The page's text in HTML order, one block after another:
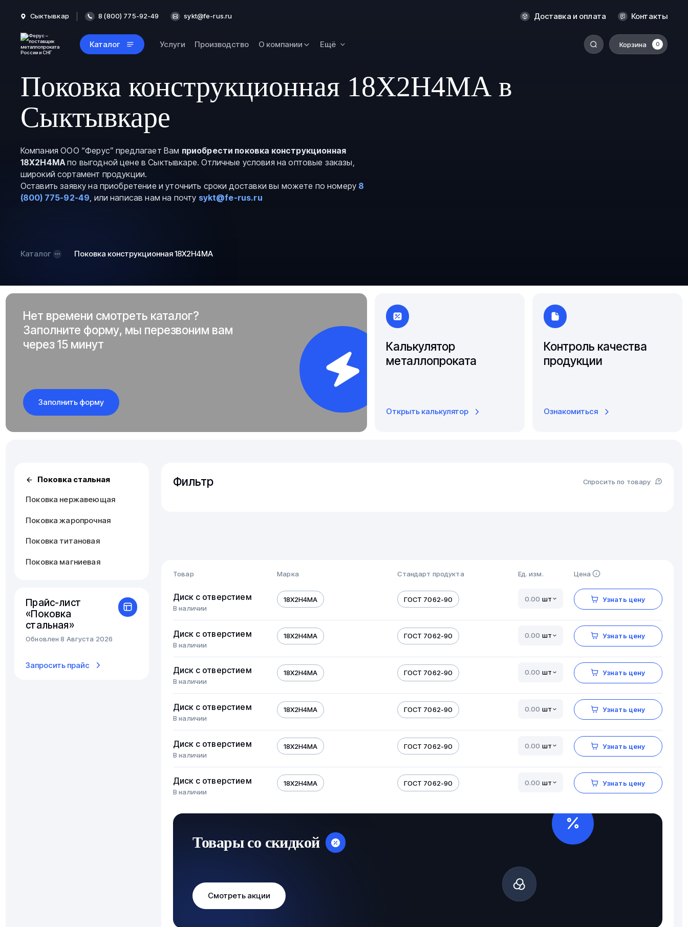
Сыктывкар 8 (800) 775-92-49 sykt@fe-rus.ru Доставка и оплата Контакты
Каталог Услуги Производство О компании Ещё Корзина 0
Оренбург
Пермь
Ростов-на-Дону
Рязань
Самара
Поковка конструкционная 18Х2Н4МА в
Сыктывкаре
Компания ООО “Ферус” предлагает Вам приобрести поковка конструкционная
18Х2Н4МАпо выгодной цене в Сыктывкаре. Отличные условия на оптовые заказы,
широкий сортамент продукции.
Оставить заявку на приобретение и уточнить сроки доставки вы можете по номеру 8
(800) 775-92-49, или написав нам на почту sykt@fe-rus.ru
Каталог Поковка конструкционная 18Х2Н4МА
Нет времени смотреть каталог?
Заполните форму, мы перезвоним вам
через 15 минут
Заполнить форму
Калькулятор
металлопроката
Открыть калькулятор
Контроль качества
продукции
Ознакомиться
Поковка стальная
Поковка нержавеющая
Поковка жаропрочная
Поковка титановая
Поковка магниевая
Прайс-лист
«Поковка
стальная»
Обновлен 8 Августа 2026
Запросить прайс
Фильтр Спросить по товару
Товар Марка Стандарт продукта Ед. изм. Цена
Диск с отверстием
В наличии
18Х2Н4МА ГОСТ 7062-90 шт Узнать цену
Диск с отверстием
В наличии
18Х2Н4МА ГОСТ 7062-90 шт Узнать цену
Диск с отверстием
В наличии
18Х2Н4МА ГОСТ 7062-90 шт Узнать цену
Диск с отверстием
В наличии
18Х2Н4МА ГОСТ 7062-90 шт Узнать цену
Диск с отверстием
В наличии
18Х2Н4МА ГОСТ 7062-90 шт Узнать цену
Диск с отверстием
В наличии
18Х2Н4МА ГОСТ 7062-90 шт Узнать цену
Товары со скидкой
Смотреть акции